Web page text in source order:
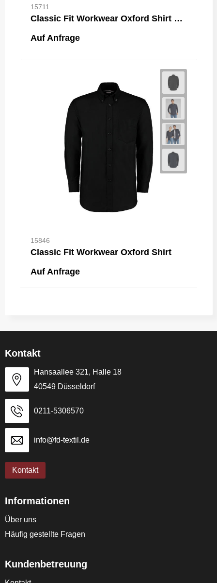
15711
Classic Fit Workwear Oxford Shirt SSL
Auf Anfrage
15846
Classic Fit Workwear Oxford Shirt
Auf Anfrage
Kontakt
Hansaallee 321, Halle 18
40549 Düsseldorf
0211-5306570
info@fd-textil.de
Kontakt
Informationen
Über uns
Häufig gestellte Fragen
Kundenbetreuung